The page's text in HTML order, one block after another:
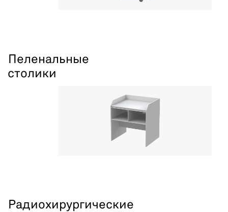
Пеленальные
столики
Радиохирургические